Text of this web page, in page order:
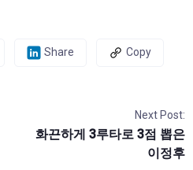
Share Copy
Next Post:
화끈하게 3루타로 3점 뽑은
이정후